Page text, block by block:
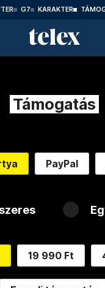
G7 KARAKTER
Támogatás
PayPal
19 990 Ft